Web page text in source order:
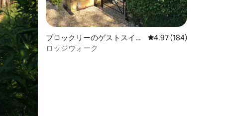
ブロックリーのゲストスイー
ト
レビュー184件、5つ
4.97 (184)
ロッジウォーク